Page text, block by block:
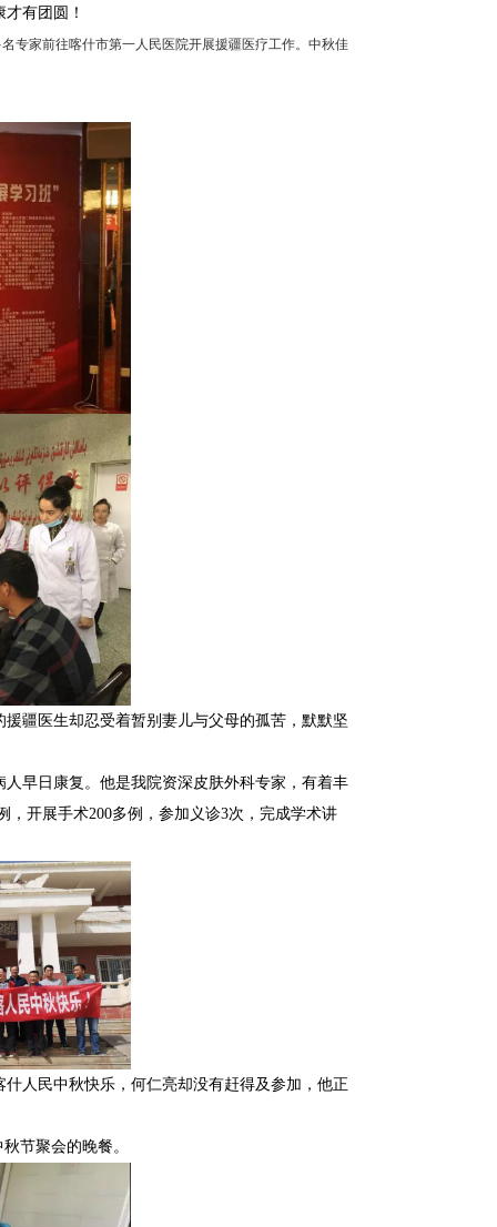
有团圆！
专家前往喀什市第一人民医院开展援疆医疗工作。中秋佳
疆医生却忍受着暂别妻儿与父母的孤苦，默默坚
早日康复。他是我院资深皮肤外科专家，有着丰
开展手术200多例，参加义诊3次，完成学术讲
人民中秋快乐，何仁亮却没有赶得及参加，他正
节聚会的晚餐。